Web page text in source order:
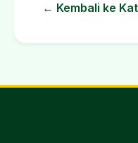
← Kembali ke